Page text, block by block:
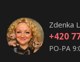
Zdenka
+420
PO-PA